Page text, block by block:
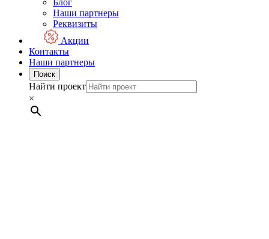
Блог
Наши партнеры
Реквизиты
Акции
Контакты
Наши партнеры
Поиск
Найти проект
×